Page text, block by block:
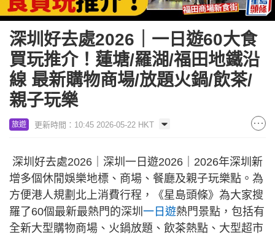
深圳好去處2026｜一日遊60大食
買玩推介！蓮塘/羅湖/福田地鐵沿
線 最新購物商場/放題火鍋/飲茶/
親子玩樂
旅遊 更新時間：10:45 2026-05-22 HKT
深圳好去處2026｜深圳一日遊2026｜2026年深圳新
增多個休閒娛樂地標、商場、餐廳及親子玩樂點。為
方便港人規劃北上消費行程，《星島頭條》為大家搜
羅了60個最新最熱門的深圳 一日遊熱門景點，包括有
全新大型購物商場、火鍋放題、飲茶熱點、大型超市